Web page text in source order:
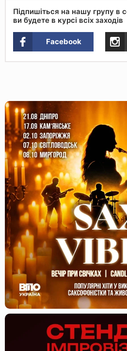
Підпишіться на нашу групу в
ви будете в курсі всіх заходів
Facebook